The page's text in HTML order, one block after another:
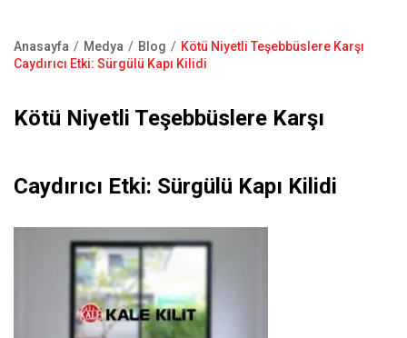
Kale Alarm
Garanti Kayıt Formu
Bize Ulaşın
Sayfa
Anasayfa Medya Blog
Kötü Niyetli Teşebbüslere Karşı
Caydırıcı Etki: Sürgülü Kapı Kilidi
Kötü Niyetli Teşebbüslere Karşı
Caydırıcı Etki: Sürgülü Kapı Kilidi